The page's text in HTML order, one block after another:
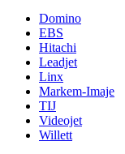
Domino
EBS
Hitachi
Leadjet
Linx
Markem-Imaje
TIJ
Videojet
Willett